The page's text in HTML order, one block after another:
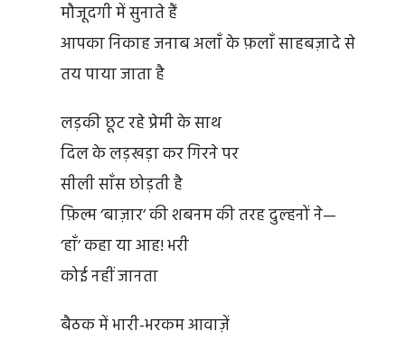
मौजूदगी में सुनाते हैं
आपका निकाह जनाब अलाँ के फ़लाँ साहबज़ादे से
तय पाया जाता है
लड़की छूट रहे प्रेमी के साथ
दिल के लड़खड़ा कर गिरने पर
सीली साँस छोड़ती है
फ़िल्म ‘बाज़ार’ की शबनम की तरह दुल्हनों ने—
‘हाँ’ कहा या आह! भरी
कोई नहीं जानता
बैठक में भारी-भरकम आवाज़ें